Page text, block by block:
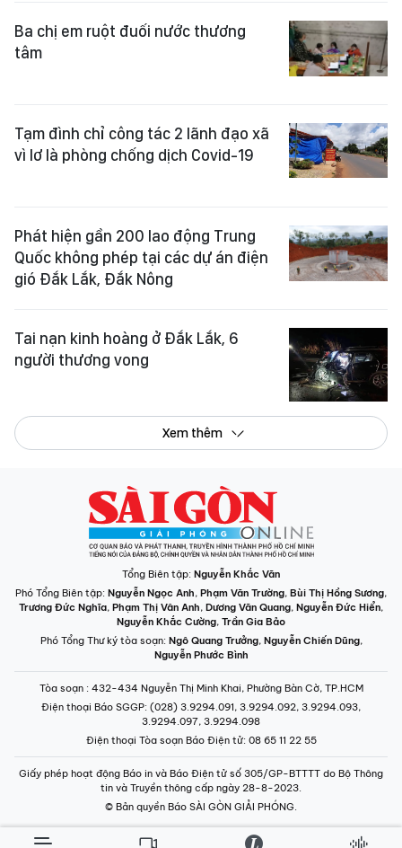
Ba chị em ruột đuối nước thương
tâm
Tạm đình chỉ công tác 2 lãnh đạo xã
vì lơ là phòng chống dịch Covid-19
Phát hiện gần 200 lao động Trung
Quốc không phép tại các dự án điện
gió Đắk Lắk, Đắk Nông
Tai nạn kinh hoàng ở Đắk Lắk, 6
người thương vong
Xem thêm
Tổng Biên tập: Nguyễn Khắc Văn
Phó Tổng Biên tập: Nguyễn Ngọc Anh, Phạm Văn Trường, Bùi Thị Hồng Sương,
Trương Đức Nghĩa, Phạm Thị Vân Anh, Dương Văn Quang, Nguyễn Đức Hiển,
Nguyễn Khắc Cường, Trần Gia Bảo
Phó Tổng Thư ký tòa soạn: Ngô Quang Trưởng, Nguyễn Chiến Dũng,
Nguyễn Phước Bình
Tòa soạn : 432-434 Nguyễn Thị Minh Khai, Phường Bàn Cờ, TP.HCM
Điện thoại Báo SGGP: (028) 3.9294.091, 3.9294.092, 3.9294.093,
3.9294.097, 3.9294.098
Điện thoại Tòa soạn Báo Điện tử: 08 65 11 22 55
Giấy phép hoạt động Báo in và Báo Điện tử số 305/GP-BTTTT do Bộ Thông
tin và Truyền thông cấp ngày 28-8-2023.
© Bản quyền Báo SÀI GÒN GIẢI PHÓNG.